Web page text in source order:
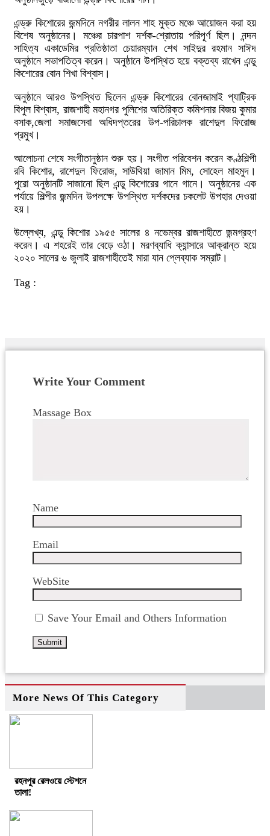
এন্ড্রু কিশোরের জন্মদিনে নগরীর লালন শাহ মুক্ত মঞ্চে আয়োজন করা হয়
বিশেষ অনুষ্ঠানের। মঞ্চের চারপাশ দর্শক-শ্রোতায় পরিপূর্ণ ছিল। নন্দন
সাহিত্য একাডেমির প্রতিষ্ঠাতা চেয়ারম্যান শেখ সাইদুর রহমান সাঈদ
অনুষ্ঠানে সভাপতিত্ব করেন। অনুষ্ঠানে উপস্থিত হয়ে বক্তব্য রাখেন এন্ডু
কিশোরের বোন শিখা বিশ্বাস।
অনুষ্ঠানে আরও উপস্থিত ছিলেন এন্ড্রু কিশোরের বোনজামাই প্যাট্রিক
বিপুল বিশ্বাস, রাজশাহী মহানগর পুলিশের অতিরিক্ত কমিশনার বিজয় কুমার
বসাক,জেলা সমাজসেবা অধিদপ্তরের উপ-পরিচালক রাশেদুল ফিরোজ
প্রমুখ।
আলোচনা শেষে সংগীতানুষ্ঠান শুরু হয়। সংগীত পরিবেশন করেন কণ্ঠশিল্পী
রবি কিশোর, রাশেদুল ফিরোজ, সাউথিয়া জামান মিম, সোহেল মাহমুদ।
পুরো অনুষ্ঠানটি সাজানো ছিল এন্ডু কিশোরের গানে গানে। অনুষ্ঠানের এক
পর্যায়ে শিল্পীর জন্মদিন উপলক্ষে উপস্থিত দর্শকদের চকলেট উপহার দেওয়া
হয়।
উল্লেখ্য, এন্ডু কিশোর ১৯৫৫ সালের ৪ নভেম্বর রাজশাহীতে জন্মগ্রহণ
করেন। এ শহরেই তার বেড়ে ওঠা। মরণব্যাধি ক্যান্সারে আক্রান্ত হয়ে
২০২০ সালের ৬ জুলাই রাজশাহীতেই মারা যান প্লেব্যাক সম্রাট।
Tag :
Write Your Comment
Massage Box
Name
Email
WebSite
Save Your Email and Others Information
More News Of This Category
রহনপুর রেলওয়ে স্টেশনে
তালা!